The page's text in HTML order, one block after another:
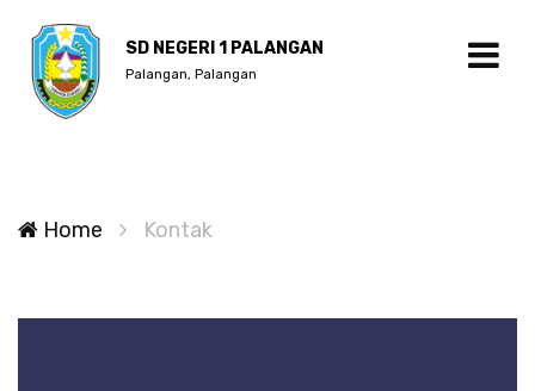
SD NEGERI 1 PALANGAN
Palangan, Palangan
Home Kontak